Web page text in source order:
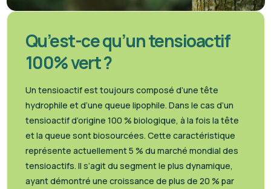
Qu’est-ce qu’un tensioactif
100% vert ?
Un tensioactif est toujours composé d’une tête
hydrophile et d’une queue lipophile. Dans le cas d’un
tensioactif d’origine 100 % biologique, à la fois la tête
et la queue sont biosourcées. Cette caractéristique
représente actuellement 5 % du marché mondial des
tensioactifs. Il s’agit du segment le plus dynamique,
ayant démontré une croissance de plus de 20 % par